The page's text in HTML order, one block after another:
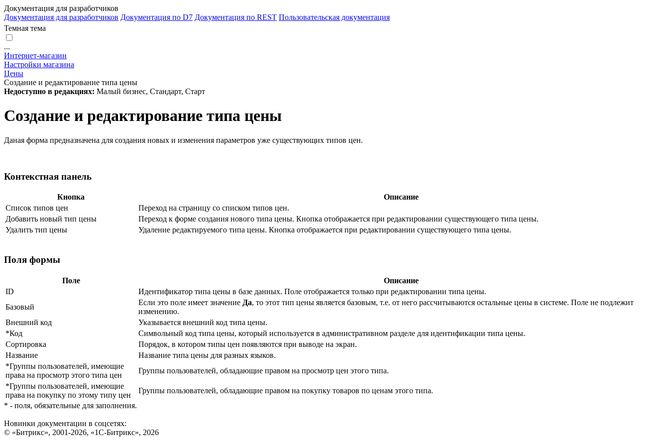
Документация для разработчиков
Документация для разработчиков Документация по D7 Документация по REST Пользовательская документация
Темная тема
...
Интернет-магазин
Настройки магазина
Цены
Создание и редактирование типа цены
Недоступно в редакциях: Малый бизнес, Стандарт, Старт
Создание и редактирование типа цены
Даная форма предназначена для создания новых и изменения параметров уже существующих типов цен.
Контекстная панель
Кнопка
Описание
Список типов цен
Переход на страницу со списком типов цен.
Добавить новый тип цены
Переход к форме создания нового типа цены. Кнопка отображается при редактировании существующего типа цены.
Удалить тип цены
Удаление редактируемого типа цены. Кнопка отображается при редактировании существующего типа цены.
Поля формы
Поле
Описание
ID
Идентификатор типа цены в базе данных. Поле отображается только при редактировании типа цены.
Базовый
Если это поле имеет значение Да, то этот тип цены является базовым, т.е. от него рассчитываются остальные цены в системе. Поле не подлежит
изменению.
Внешний код
Указывается внешний код типа цены.
*Код
Символьный код типа цены, который используется в административном разделе для идентификации типа цены.
Сортировка
Порядок, в котором типы цен появляются при выводе на экран.
Название
Название типа цены для разных языков.
*Группы пользователей, имеющие
права на просмотр этого типа цен
Группы пользователей, обладающие правом на просмотр цен этого типа.
*Группы пользователей, имеющие
права на покупку по этому типу цен
Группы пользователей, обладающие правом на покупку товаров по ценам этого типа.
* - поля, обязательные для заполнения.
Новинки документации в соцсетях:
© «Битрикс», 2001-2026, «1С-Битрикс», 2026